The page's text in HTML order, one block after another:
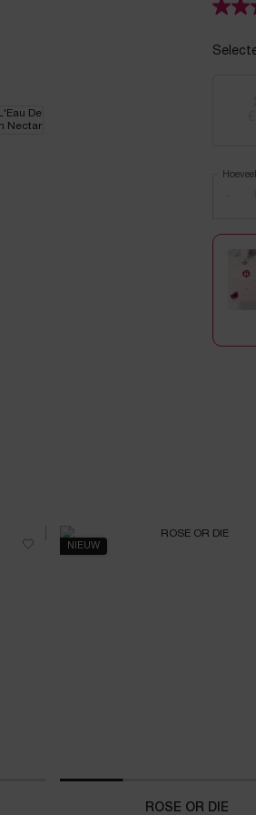
NIEUW
ROSE OR DIE